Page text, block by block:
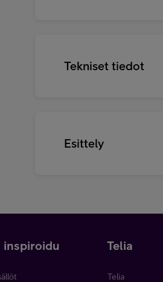
Tekniset tiedot
Esittely
inspiroidu Telia
Telia